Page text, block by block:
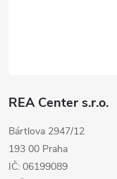
REA Center s.r.o.
Bártlova 2947/12
193 00 Praha
IČ: 06199089